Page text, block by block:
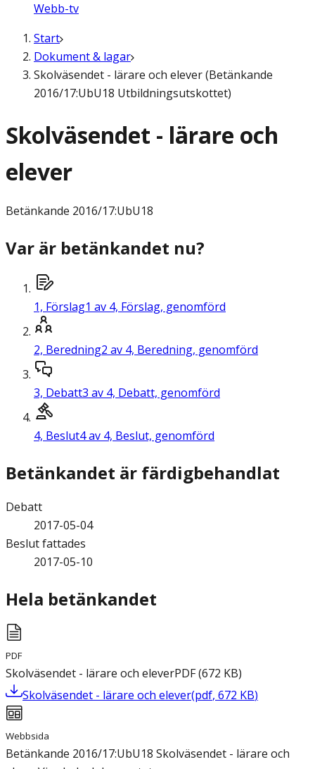
Webb-tv
Start
Dokument & lagar
Skolväsendet - lärare och elever (Betänkande
2016/17:UbU18 Utbildningsutskottet)
Skolväsendet - lärare och
elever
Betänkande 2016/17:UbU18
Var är betänkandet nu?
1, Förslag1 av 4, Förslag, genomförd
2, Beredning2 av 4, Beredning, genomförd
3, Debatt3 av 4, Debatt, genomförd
4, Beslut4 av 4, Beslut, genomförd
Betänkandet är färdigbehandlat
Debatt
2017-05-04
Beslut fattades
2017-05-10
Hela betänkandet
PDF
Skolväsendet - lärare och eleverPDF(672 KB)
Skolväsendet - lärare och elever(pdf, 672 KB)
Webbsida
Betänkande 2016/17:UbU18 Skolväsendet - lärare och